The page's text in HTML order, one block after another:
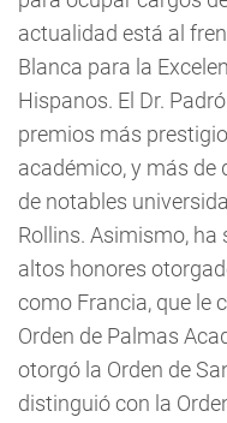
actualidad está al
Blanca para la
Hispanos. El Dr.
premios más
académico, y más
de notables
Rollins. Asimismo, ha
altos honores
como Francia, que le
Orden de Palmas
otorgó la Orden de
distinguió con la